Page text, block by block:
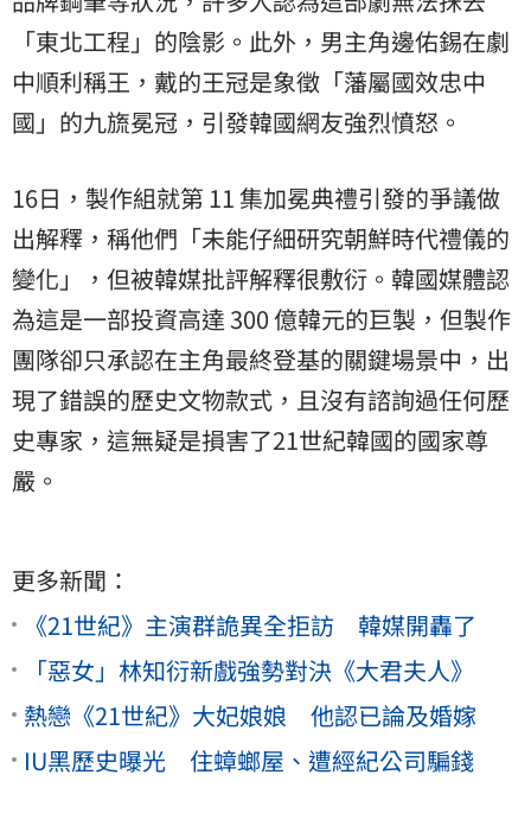
「東北工程」的陰影。此外，男主角邊佑錫在劇
中順利稱王，戴的王冠是象徵「藩屬國效忠中
國」的九旒冕冠，引發韓國網友強烈憤怒。
16日，製作組就第 11 集加冕典禮引發的爭議做
出解釋，稱他們「未能仔細研究朝鮮時代禮儀的
變化」，但被韓媒批評解釋很敷衍。韓國媒體認
為這是一部投資高達 300 億韓元的巨製，但製作
團隊卻只承認在主角最終登基的關鍵場景中，出
現了錯誤的歷史文物款式，且沒有諮詢過任何歷
史專家，這無疑是損害了21世紀韓國的國家尊
嚴。
更多新聞：
《21世紀》主演群詭異全拒訪 韓媒開轟了
「惡女」林知衍新戲強勢對決《大君夫人》
熱戀《21世紀》大妃娘娘 他認已論及婚嫁
IU黑歷史曝光 住蟑螂屋、遭經紀公司騙錢